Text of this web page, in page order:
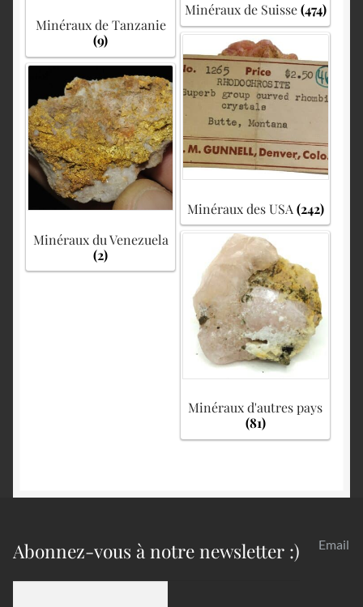
Minéraux de Suisse(474)
Minéraux de Tanzanie
(9)
Minéraux des USA (242)
Minéraux du Venezuela
(2)
Minéraux d'autres pays
(81)
Abonnez-vous à notre newsletter :) Email